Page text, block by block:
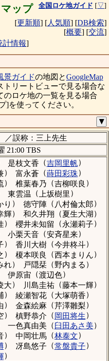
ップ 全国ロケ地ガイド [▽]
[更新順] [人気順] [DB検索]
[概要] [交流]
計情報]
景ガイドの地図とGoogleMap
トリートビューで見る場合な
のロケ地の一覧を見る場合
]を使ってください。
▼
／誤称：三上先生
21:00 TBS
是枝文香 （吉岡里帆）
） 富永蒼（蒔田彩珠）
） 椎葉春乃 （吉柳咲良 ）
東雲温 （ 上坂樹里 ）
り ） 徳守陣 （ 八村倫太郎）
輝） 和久井翔 （夏生大湖 ）
） 櫻井未知留 （永瀬莉子）
小栗天音（安斉星来）
） 香川大樹（今井柊斗）
） 榎本咲良 （西本まりん）
れ） 戸隠栞（野内まる ）
伊原宙 （渡辺色）
大） 川島圭祐（藤本一輝）
） 綾瀬智花（大塚萌香）
） 金森絵麻 （芹澤雛梨）
） 槙野恭介 （ 岡田将生）
一色真由美 （臼田あさ美）
） 中岡壮馬（林泰文）
） 冴島悠子 （常盤貴子）
）